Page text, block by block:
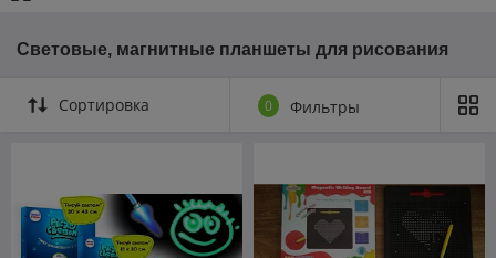
Световые, магнитные планшеты для рисования
Сортировка 0 Фильтры